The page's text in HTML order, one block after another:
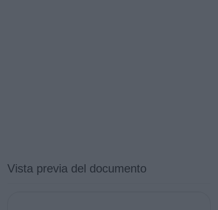
Vista previa del documento